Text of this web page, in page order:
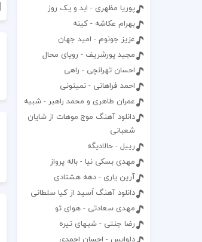
پوریا مظهری - ابد و یک روز
بهرام عکاشه - کینه
عزیز جونوم - امید جهان
مجید پورشریف - رویای محال
احسان تهرانچی - راهی
احمد فراهانی - نمیتونی
عمران طاهری و محمد راهبر - شبیه
دانلود آهنگ موج موهات از شایان
شعبانی
رییل - حالادیگه
مهدی بسکی نیا - باله پرواز
آرین یاری - دهه هشتادی
دانلود آهنگ اَسید از کیا سلطانی
مهدی سعادتی - هوای تو
رضا جنتی - شبهای تیره
دلواپس - احسان احمدی